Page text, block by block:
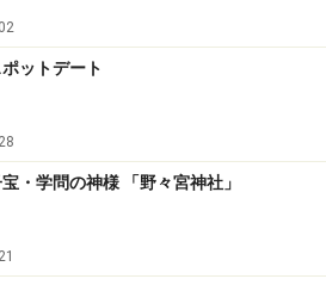
ットデート
・学問の神様 「野々宮神社」